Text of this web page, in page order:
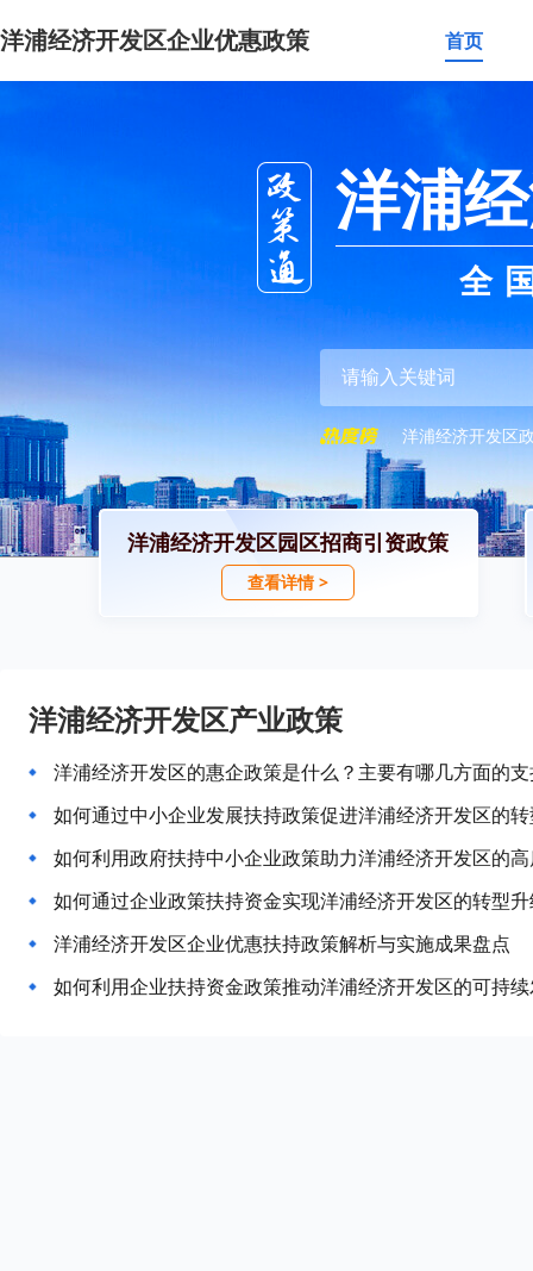
洋浦经济开发区企业优惠政策 首页
洋浦
全
洋浦经济开发区
洋浦经济开发区园区招商引资政策
查看详情 >
洋浦经济开发区产业政策
洋浦经济开发区的惠企政策是什么？主要有哪几方面的
如何通过中小企业发展扶持政策促进洋浦经济开发区的
如何利用政府扶持中小企业政策助力洋浦经济开发区的
如何通过企业政策扶持资金实现洋浦经济开发区的转型
洋浦经济开发区企业优惠扶持政策解析与实施成果盘点
如何利用企业扶持资金政策推动洋浦经济开发区的可持